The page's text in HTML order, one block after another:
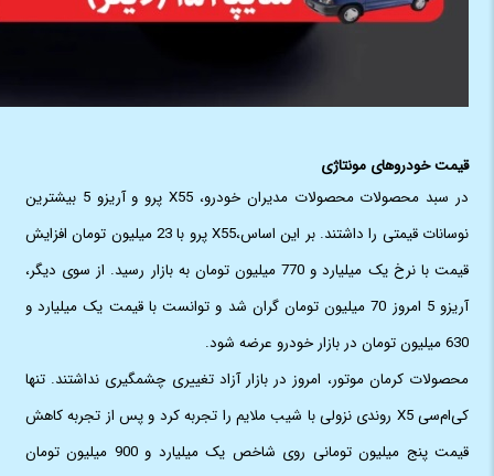
قیمت خودروهای مونتاژی
در سبد محصولات محصولات مدیران خودرو، X55 پرو و آریزو 5 بیشترین
نوسانات قیمتی را داشتند. بر این اساس،X55 پرو با 23 میلیون تومان افزایش
قیمت با نرخ یک میلیارد و 770 میلیون تومان به بازار رسید. از سوی دیگر،
آریزو 5 امروز 70 میلیون تومان گران شد و توانست با قیمت یک میلیارد و
630 میلیون تومان در بازار خودرو عرضه شود.
محصولات کرمان موتور، امروز در بازار آزاد تغییری چشمگیری نداشتند. تنها
کی‌ام‌سی X5 روندی نزولی با شیب ملایم را تجربه کرد و پس از تجربه کاهش
قیمت پنج میلیون تومانی روی شاخص یک میلیارد و 900 میلیون تومان